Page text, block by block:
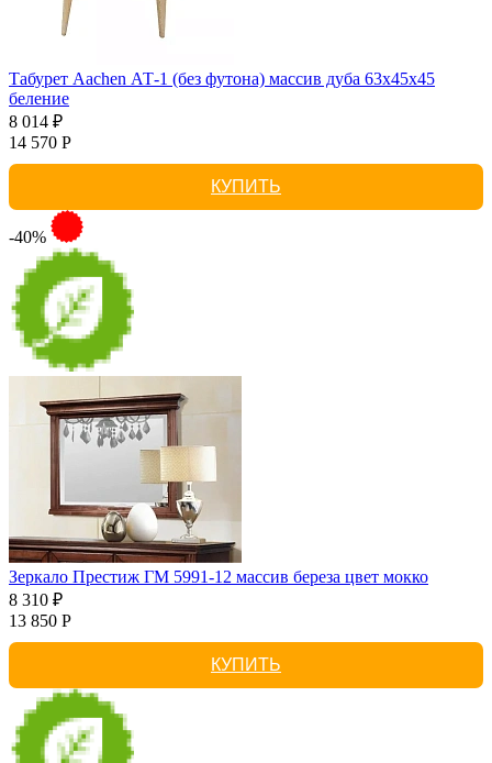
Табурет Aachen АТ-1 (без футона) массив дуба 63х45х45
беление
8 014 ₽
14 570 Р
КУПИТЬ
-40%
Зеркало Престиж ГМ 5991-12 массив береза цвет мокко
8 310 ₽
13 850 Р
КУПИТЬ